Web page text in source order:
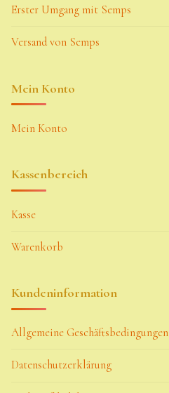
Erster Umgang mit Semps
Versand von Semps
Mein Konto
Mein Konto
Kassenbereich
Kasse
Warenkorb
Kundeninformation
Allgemeine Geschäftsbedingungen
Datenschutzerklärung